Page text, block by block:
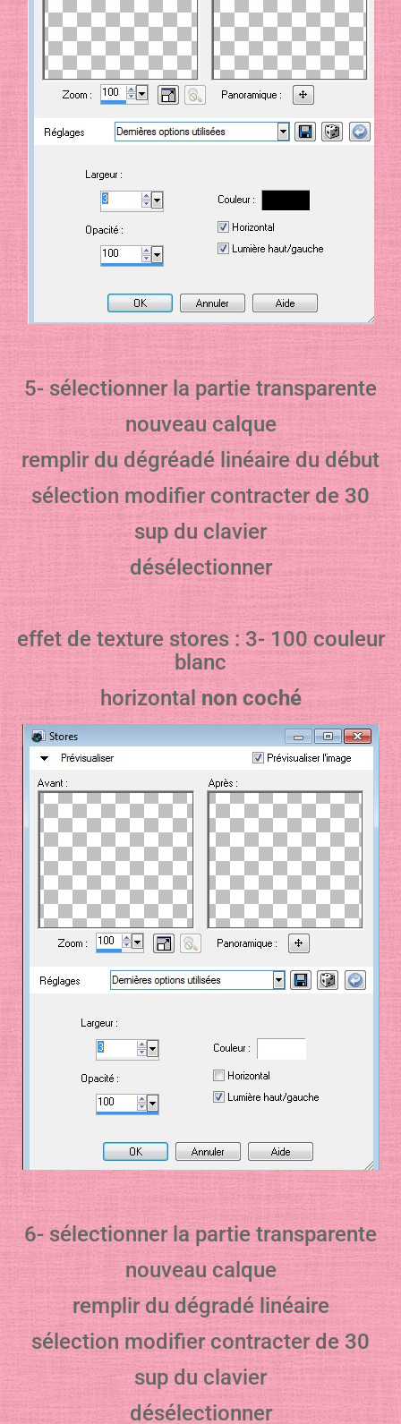
5- sélectionner la partie transparente
nouveau calque
remplir du dégréadé linéaire du début
sélection modifier contracter de 30
sup du clavier
désélectionner
effet de texture stores : 3- 100 couleur
blanc
horizontal non coché
6- sélectionner la partie transparente
nouveau calque
remplir du dégradé linéaire
sélection modifier contracter de 30
sup du clavier
désélectionner